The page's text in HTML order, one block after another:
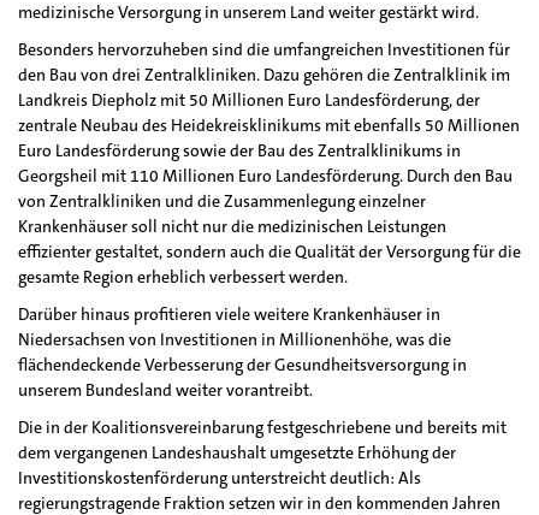
medizinische Versorgung in unserem Land weiter gestärkt wird.
Besonders hervorzuheben sind die umfangreichen Investitionen für
den Bau von drei Zentralkliniken. Dazu gehören die Zentralklinik im
Landkreis Diepholz mit 50 Millionen Euro Landesförderung, der
zentrale Neubau des Heidekreisklinikums mit ebenfalls 50 Millionen
Euro Landesförderung sowie der Bau des Zentralklinikums in
Georgsheil mit 110 Millionen Euro Landesförderung. Durch den Bau
von Zentralkliniken und die Zusammenlegung einzelner
Krankenhäuser soll nicht nur die medizinischen Leistungen
effizienter gestaltet, sondern auch die Qualität der Versorgung für die
gesamte Region erheblich verbessert werden.
Darüber hinaus profitieren viele weitere Krankenhäuser in
Niedersachsen von Investitionen in Millionenhöhe, was die
flächendeckende Verbesserung der Gesundheitsversorgung in
unserem Bundesland weiter vorantreibt.
Die in der Koalitionsvereinbarung festgeschriebene und bereits mit
dem vergangenen Landeshaushalt umgesetzte Erhöhung der
Investitionskostenförderung unterstreicht deutlich: Als
regierungstragende Fraktion setzen wir in den kommenden Jahren